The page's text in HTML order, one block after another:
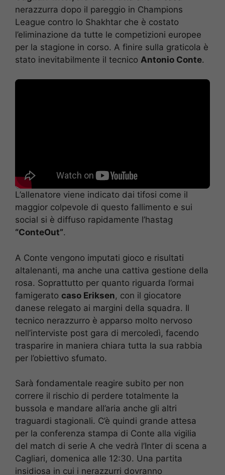
nerazzurra dopo il pareggio in Champions
League contro lo Shakhtar che è costato
l’eliminazione da tutte le competizioni europee
per la stagione in corso. A finire sulla graticola è
stato inevitabilmente il tecnico Antonio Conte.
L’allenatore viene indicato dai tifosi come il
maggior colpevole di questo fallimento e sui
social si è diffuso rapidamente l’hastag
“ConteOut”.
A Conte vengono imputati gioco e risultati
altalenanti, ma anche una cattiva gestione della
rosa. Soprattutto per quanto riguarda l’ormai
famigerato caso Eriksen, con il giocatore
danese relegato ai margini della squadra. Il
tecnico nerazzurro è apparso molto nervoso
nell’interviste post gara di mercoledì, facendo
trasparire in maniera chiara tutta la sua rabbia
per l’obiettivo sfumato.
Sarà fondamentale reagire subito per non
correre il rischio di perdere totalmente la
bussola e mandare all’aria anche gli altri
traguardi stagionali. C’è quindi grande attesa
per la conferenza stampa di Conte alla vigilia
del match di serie A che vedrà l’Inter di scena a
Cagliari, domenica alle 12:30. Una partita
insidiosa in cui i nerazzurri dovranno